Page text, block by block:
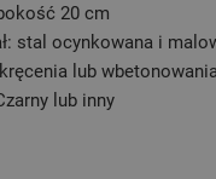
20 cm
stal ocynkowana i
lub wbetonowania
lub inny